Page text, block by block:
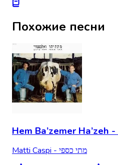
Похожие песни
Matti Caspi - מתי כספי